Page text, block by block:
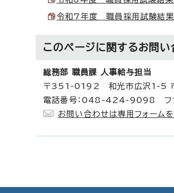
令和7年度 職員採用試験結
このページに関するお問い
総務部 職員課 人事給与担当
〒351-0192 和光市広沢1-5
電話番号：048-424-9098 フ
お問い合わせは専用フォームを